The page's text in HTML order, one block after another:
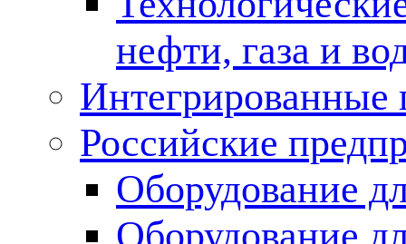
нефти, газа и
Российские
Оборудование